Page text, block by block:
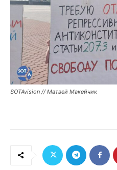
SOTAvision // Матвей Макейчик